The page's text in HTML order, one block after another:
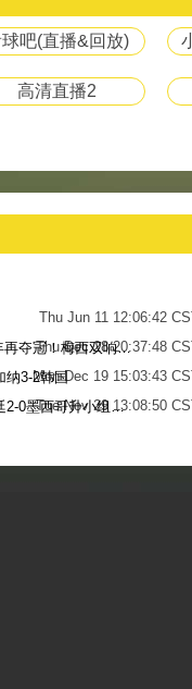
吧(直播&回放)
高清直播2
Thu Jun 11 12:06:42
Thu Dec 28 20:37:48
世界杯-阿根廷点球7-5法国，时隔36年再夺冠！梅西双响姆巴佩戴帽
Mon Dec 19 15:03:43
纳3-2韩国
Tue Nov 29 13:08:50
梅西无解贴地斩+助攻恩佐破门 阿根廷2-0墨西哥升小组第二